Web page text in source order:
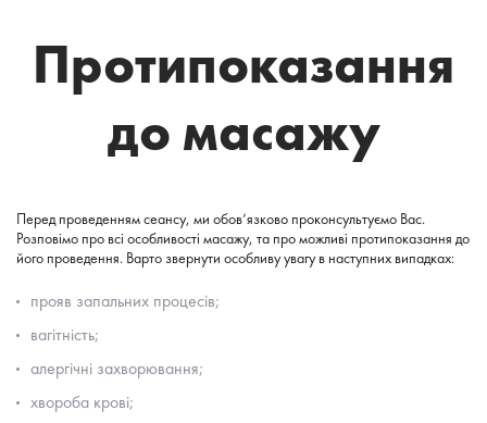
Протипоказання
до масажу
Перед проведенням сеансу, ми обов’язково проконсультуємо Вас.
Розповімо про всі особливості масажу, та про можливі протипоказання до
його проведення. Варто звернути особливу увагу в наступних випадках:
прояв запальних процесів;
вагітність;
алергічні захворювання;
хвороба крові;